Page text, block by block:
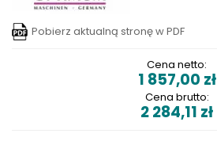
Pobierz aktualną stronę w PDF
Cena netto:
1 857,00 zł
Cena brutto:
2 284,11 zł